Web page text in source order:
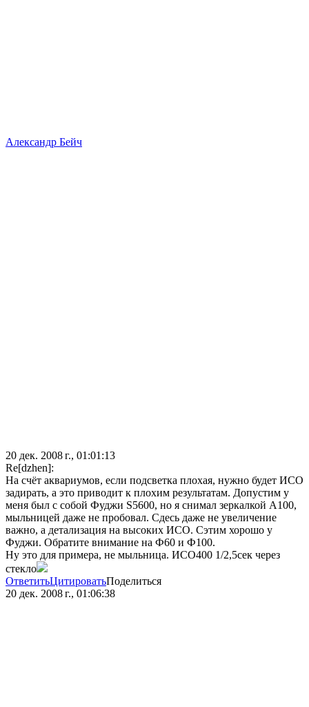
Александр Бейч
20 дек. 2008 г., 01:01:13
Re[dzhen]:
На счёт аквариумов, если подсветка плохая, нужно будет ИСО
задирать, а это приводит к плохим результатам. Допустим у
меня был с собой Фуджи S5600, но я снимал зеркалкой А100,
мыльницей даже не пробовал. Сдесь даже не увеличение
важно, а детализация на высоких ИСО. Сэтим хорошо у
Фуджи. Обратите внимание на Ф60 и Ф100.
Ну это для примера, не мыльница. ИСО400 1/2,5сек через
стекло
ОтветитьЦитироватьПоделиться
20 дек. 2008 г., 01:06:38